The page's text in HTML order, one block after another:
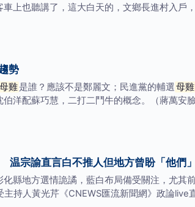
上也聽講了，這大白天的，文鄉長進村入戶
勢
母雞是誰？應該不是鄭麗文；民進黨的輔選母雞
洋配蘇巧慧，二打二鬥牛的概念。（蔣萬安
宗諭直言白不推人但地方曾盼「他們
縣地方選情詭譎，藍白布局備受關注，尤
持人黃光芹《CNEWS匯流新聞網》政論